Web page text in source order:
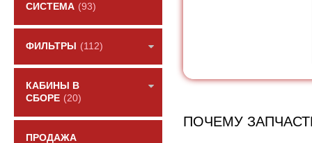
СИСТЕМА (93)
ФИЛЬТРЫ (112)
КАБИНЫ В
СБОРЕ (20)
ПРОДАЖА
ПОЧЕМУ